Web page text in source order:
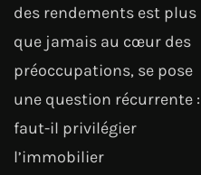
des rendements est plus
que jamais au cœur des
préoccupations, se pose
une question récurrente :
faut-il privilégier
l’immobilier